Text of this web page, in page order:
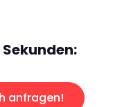
anfragen!